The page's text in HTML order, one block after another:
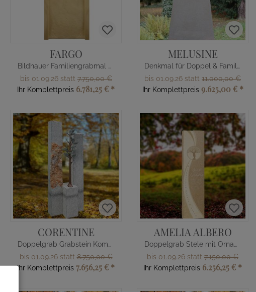
FARGO
Bildhauer Familiengrabmal aus Sandstein mit Bronze Rose
bis 01.09.26 statt7.750,00 €
Ihr Komplettpreis 6.781,25 € *
MELUSINE
Denkmal für Doppel & Familien Grab
bis 01.09.26 statt 11.000,00 €
Ihr Komplettpreis 9.625,00 € *
CORENTINE
Doppelgrab Grabstein Kombination
bis 01.09.26 statt8.750,00 €
Ihr Komplettpreis 7.656,25 € *
AMELIA ALBERO
Doppelgrab Stele mit Ornament Lebensbaum
bis 01.09.26 statt 7.150,00 €
Ihr Komplettpreis 6.256,25 € *